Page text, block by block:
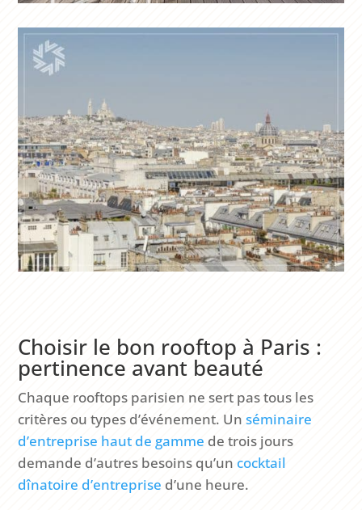
Choisir le bon rooftop à Paris :
pertinence avant beauté
Chaque rooftops parisien ne sert pas tous les
critères ou types d’événement. Unséminaire
d’entreprise haut de gamme de trois jours
demande d’autres besoins qu’un cocktail
dînatoire d’entreprise d’une heure.